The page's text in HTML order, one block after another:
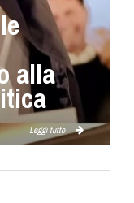
alla
Leggi tutto